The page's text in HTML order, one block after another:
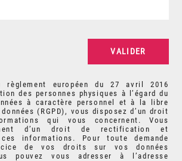
règlement européen du 27 avril 2016
des personnes physiques à l’égard du
à caractère personnel et à la libre
(RGPD), vous disposez d’un droit
qui vous concernent. Vous
d’un droit de rectification et
ces informations. Pour toute demande
de vos droits sur vos données
pouvez vous adresser à l’adresse